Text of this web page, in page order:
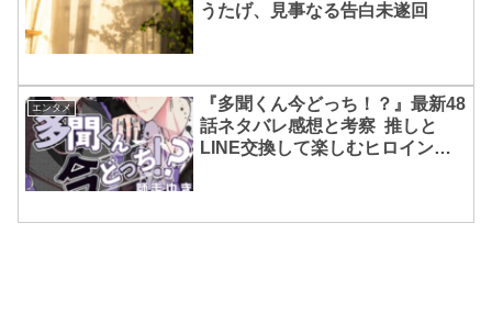
うたげ、見事なる告白未遂回
エンタメ
『多聞くん今どっち！？』最新48
話ネタバレ感想と考察 推しと
LINE交換して楽しむヒロインう